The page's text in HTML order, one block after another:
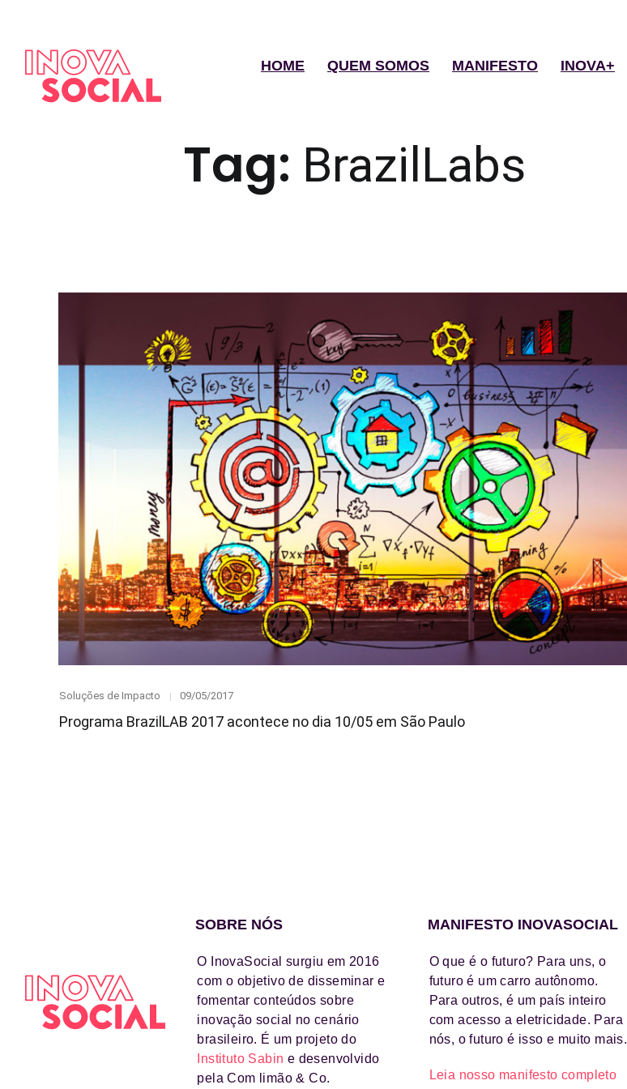
HOME QUEM SOMOS MANIFESTO INOVA+
Tag: BrazilLabs
Category
Soluções de Impacto
Posted
09/05/2017
Programa BrazilLAB 2017 acontece no dia 10/05 em São Paulo
SOBRE NÓS
O InovaSocial surgiu em 2016
com o objetivo de disseminar e
fomentar conteúdos sobre
inovação social no cenário
brasileiro. É um projeto do
Instituto Sabin e desenvolvido
pela Com limão & Co.
MANIFESTO INOVASOCIAL
O que é o futuro? Para uns, o
futuro é um carro autônomo.
Para outros, é um país inteiro
com acesso a eletricidade. Para
nós, o futuro é isso e muito mais.
Leia nosso manifesto completo